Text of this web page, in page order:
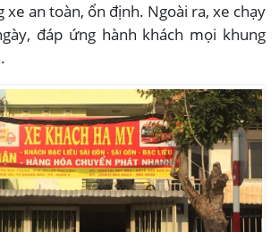
xe an toàn, ổn định. Ngoài ra, xe chạy
đáp ứng hành khách mọi khung